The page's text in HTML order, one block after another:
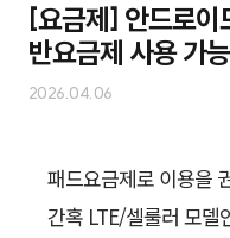
[요금제] 안드로이
반요금제 사용 가
2026.04.06
패드요금제로 이용을
간혹 LTE/셀룰러 모델